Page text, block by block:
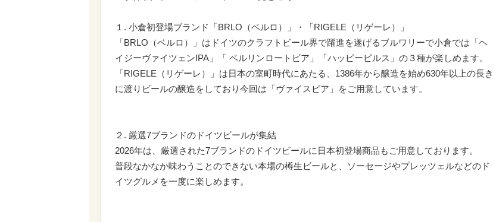
１. 小倉初登場ブランド「BRLO（ベルロ）」・「RIGELE（リゲーレ）」
「BRLO（ベルロ）」はドイツのクラフトビール界で躍進を遂げるブルワリーで小倉では「ヘ
イジーヴァイツェンIPA」「 ベルリンロートビア」「ハッピーピルス」の３種が楽しめます。
「RIGELE（リゲーレ）」は日本の室町時代にあたる、1386年から醸造を始め630年以上の長き
に渡りビールの醸造をしており今回は「ヴァイスビア」をご用意しています。
２. 厳選7ブランドのドイツビールが集結
2026年は、厳選された7ブランドのドイツビールに日本初登場商品もご用意しております。
普段なかなか味わうことのできない本場の樽生ビールと、ソーセージやプレッツェルなどのド
イツグルメを一度に楽しめます。